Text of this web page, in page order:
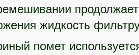
жидкость
помет